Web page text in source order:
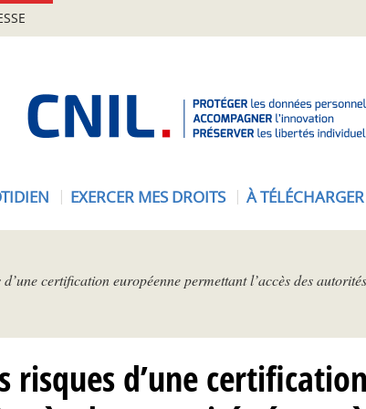
EXERCER MES DROITS À TÉLÉCHARGER
certification européenne permettant l’accès des
risques d’une